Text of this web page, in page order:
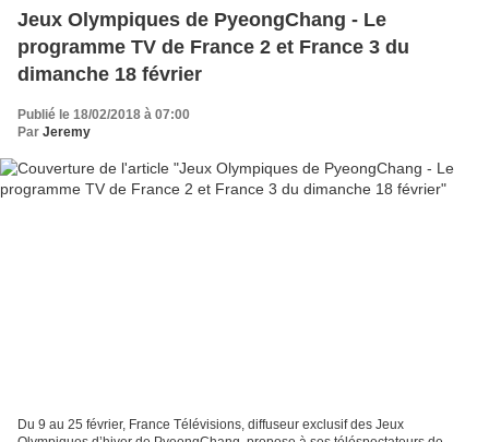
Jeux Olympiques de PyeongChang - Le
programme TV de France 2 et France 3 du
dimanche 18 février
Publié le 18/02/2018 à 07:00
Par Jeremy
Du 9 au 25 février, France Télévisions, diffuseur exclusif des Jeux